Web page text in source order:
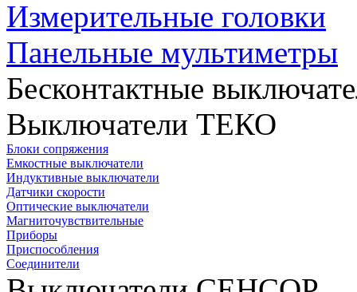
Измерительные головки
Панельные мультиметры
Бесконтактные
Выключатели ТЕКО
Блоки сопряжения
Емкостные выключатели
Индуктивные выключатели
Датчики скорости
Оптические выключатели
Магниточувствительные
Приборы
Приспособления
Соединители